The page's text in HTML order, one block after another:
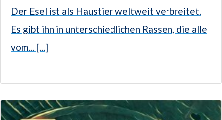
Der Esel ist als Haustier weltweit verbreitet.
Es gibt ihn in unterschiedlichen Rassen, die alle
vom... [...]